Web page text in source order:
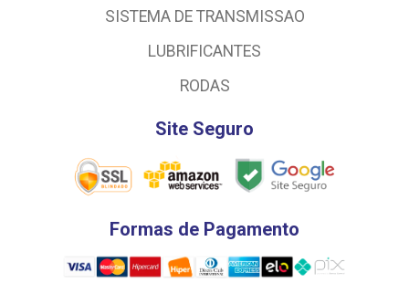
SISTEMA DE TRANSMISSAO
LUBRIFICANTES
RODAS
Site Seguro
Formas de Pagamento